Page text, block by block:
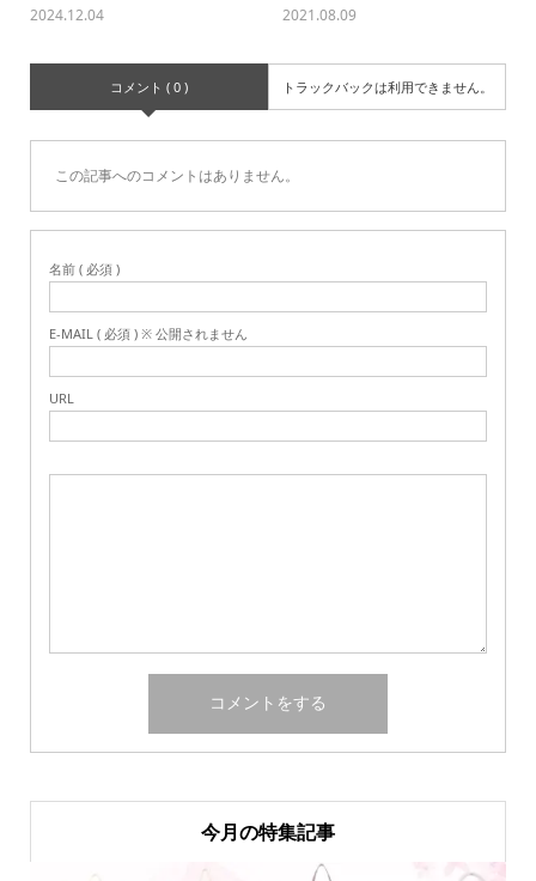
2024.12.04 2021.08.09
コメント ( 0 ) トラックバックは利用できません。
この記事へのコメントはありません。
名前 ( 必須 )
E-MAIL ( 必須 ) ※ 公開されません
URL
今月の特集記事